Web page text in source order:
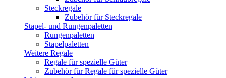
Steckregale
Zubehör für Steckregale
Stapel- und Rungenpaletten
Rungenpaletten
Stapelpaletten
Weitere Regale
Regale für spezielle Güter
Zubehör für Regale für spezielle Güter